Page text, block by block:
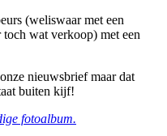
(weliswaar met een
toch wat verkoop) met een
nieuwsbrief maar dat
buiten kijf!
fotoalbum.